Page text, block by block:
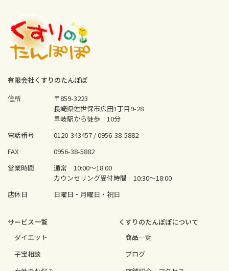
有限会社くすりのたんぽぽ
住所
〒859-3223
長崎県佐世保市広田1丁目9-28
早岐駅から徒歩 10分
電話番号
0120-343457 /0956-38-5882
FAX
0956-38-5882
営業時間
通常 10:00〜18:00
カウンセリング受付時間 10:30〜18:00
店休日
日曜日・月曜日・祝日
サービス⼀覧
ダイエット
⼦宝相談
くすりのたんぽぽについて
商品一覧
ブログ